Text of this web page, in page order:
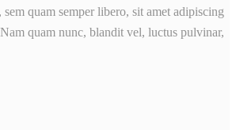
quam semper libero, sit amet adipiscing
quam nunc, blandit vel, luctus pulvinar,